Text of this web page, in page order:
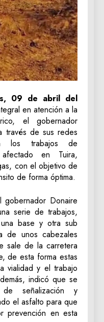
09 de abril del
en atención a la
el gobernador
través de sus redes
los trabajos de
en Tuira,
con el objetivo de
de forma óptima.
Donaire
serie de trabajos,
base y otra sub
de unos cabezales
sale de la carretera
de esta forma estas
vialidad y el trabajo
indicó que se
señalización y
el asfalto para que
prevención en esta